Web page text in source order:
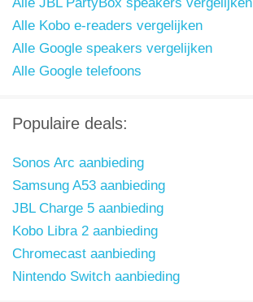
Alle JBL PartyBox speakers vergelijken
Alle Kobo e-readers vergelijken
Alle Google speakers vergelijken
Alle Google telefoons
Populaire deals:
Sonos Arc aanbieding
Samsung A53 aanbieding
JBL Charge 5 aanbieding
Kobo Libra 2 aanbieding
Chromecast aanbieding
Nintendo Switch aanbieding